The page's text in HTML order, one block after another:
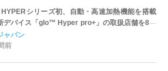
シリーズ初、自動・高速加熱機能を搭載
デバイス「glo™ Hyper pro+」の取扱店舗を8月
り全国へ拡大
ャパン
前